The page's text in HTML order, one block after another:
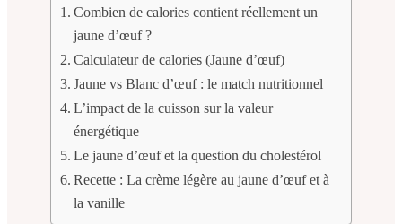
Combien de calories contient réellement un
jaune d’œuf ?
Calculateur de calories (Jaune d’œuf)
Jaune vs Blanc d’œuf : le match nutritionnel
L’impact de la cuisson sur la valeur
énergétique
Le jaune d’œuf et la question du cholestérol
Recette : La crème légère au jaune d’œuf et à
la vanille